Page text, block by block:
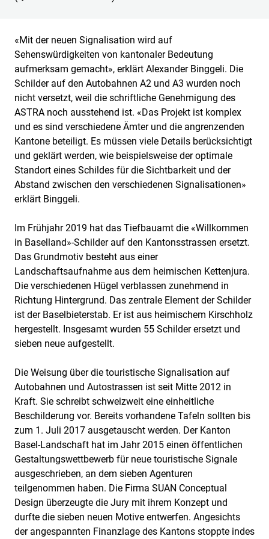
«Mit der neuen Signalisation wird auf
Sehenswürdigkeiten von kantonaler Bedeutung
aufmerksam gemacht», erklärt Alexander Binggeli. Die
Schilder auf den Autobahnen A2 und A3 wurden noch
nicht versetzt, weil die schriftliche Genehmigung des
ASTRA noch ausstehend ist. «Das Projekt ist komplex
und es sind verschiedene Ämter und die angrenzenden
Kantone beteiligt. Es müssen viele Details berücksichtigt
und geklärt werden, wie beispielsweise der optimale
Standort eines Schildes für die Sichtbarkeit und der
Abstand zwischen den verschiedenen Signalisationen»
erklärt Binggeli.
Im Frühjahr 2019 hat das Tiefbauamt die «Willkommen
in Baselland»-Schilder auf den Kantonsstrassen ersetzt.
Das Grundmotiv besteht aus einer
Landschaftsaufnahme aus dem heimischen Kettenjura.
Die verschiedenen Hügel verblassen zunehmend in
Richtung Hintergrund. Das zentrale Element der Schilder
ist der Baselbieterstab. Er ist aus heimischem Kirschholz
hergestellt. Insgesamt wurden 55 Schilder ersetzt und
sieben neue aufgestellt.
Die Weisung über die touristische Signalisation auf
Autobahnen und Autostrassen ist seit Mitte 2012 in
Kraft. Sie schreibt schweizweit eine einheitliche
Beschilderung vor. Bereits vorhandene Tafeln sollten bis
zum 1. Juli 2017 ausgetauscht werden. Der Kanton
Basel-Landschaft hat im Jahr 2015 einen öffentlichen
Gestaltungswettbewerb für neue touristische Signale
ausgeschrieben, an dem sieben Agenturen
teilgenommen haben. Die Firma SUAN Conceptual
Design überzeugte die Jury mit ihrem Konzept und
durfte die sieben neuen Motive entwerfen. Angesichts
der angespannten Finanzlage des Kantons stoppte indes